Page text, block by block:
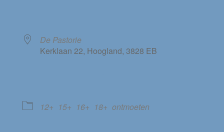
De Pastorie
Kerklaan 22, Hoogland, 3828 EB
12+ 15+ 16+ 18+ ontmoeten